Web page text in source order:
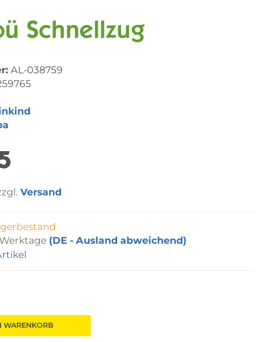
Schnellzug
AL-038759
Versand
(DE - Ausland abweichend)
WARENKORB